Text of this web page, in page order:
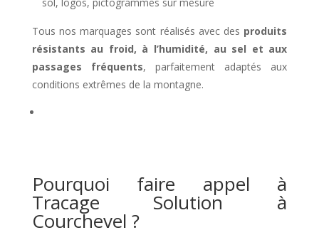
Tous nos marquages sont réalisés avec des produits
résistants au froid, à l’humidité, au sel et aux
passages fréquents, parfaitement adaptés aux
conditions extrêmes de la montagne.
Pourquoi faire appel à
Tracage Solution à
Courchevel ?